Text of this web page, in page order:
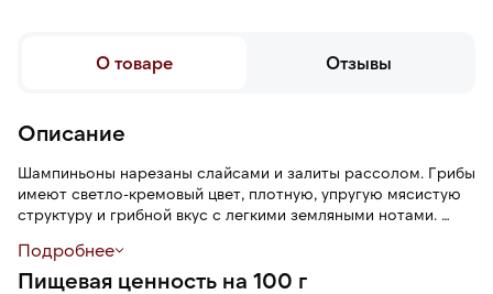
О товаре Отзывы
Описание
Шампиньоны нарезаны слайсами и залиты рассолом. Грибы
имеют светло-кремовый цвет, плотную, упругую мясистую
структуру и грибной вкус с легкими земляными нотами.
Шампиньоны готовы к употреблению, не требуют очистки,
нарезки и предварительной термической обработки.
Подробнее
Пищевая ценность на 100 г